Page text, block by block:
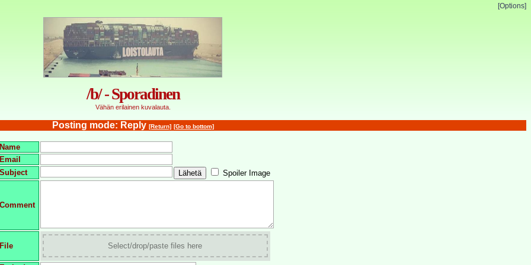
[Options]
/b/ - Sporadinen
Vähän erilainen kuvalauta.
Posting mode: Reply [Return] [Go to bottom]
Name
Email
Subject
Spoiler Image
Comment
File Select/drop/paste files here